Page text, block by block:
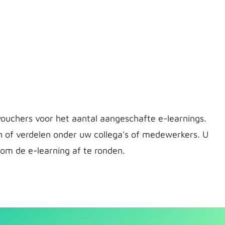
voor het aantal aangeschafte e-learnings.
of verdelen onder uw collega's of medewerkers. U
de e-learning af te ronden.